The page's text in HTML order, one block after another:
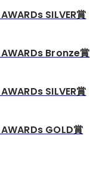
SILVER賞
Bronze賞
SILVER賞
GOLD賞